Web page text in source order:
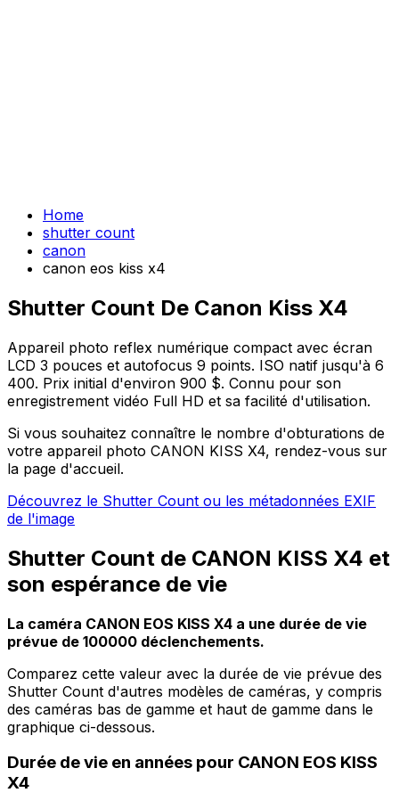
Home
shutter count
canon
canon eos kiss x4
Shutter Count De Canon Kiss X4
Appareil photo reflex numérique compact avec écran
LCD 3 pouces et autofocus 9 points. ISO natif jusqu'à 6
400. Prix initial d'environ 900 $. Connu pour son
enregistrement vidéo Full HD et sa facilité d'utilisation.
Si vous souhaitez connaître le nombre d'obturations de
votre appareil photo CANON KISS X4, rendez-vous sur
la page d'accueil.
Découvrez le Shutter Count ou les métadonnées EXIF
de l'image
Shutter Count de CANON KISS X4 et
son espérance de vie
La caméra CANON EOS KISS X4 a une durée de vie
prévue de 100000 déclenchements.
Comparez cette valeur avec la durée de vie prévue des
Shutter Count d'autres modèles de caméras, y compris
des caméras bas de gamme et haut de gamme dans le
graphique ci-dessous.
Durée de vie en années pour CANON EOS KISS
X4